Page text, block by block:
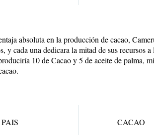
absoluta en la producción de cacao,
y cada una dedicara la mitad de sus recursos
10 de Cacao y 5 de aceite de palma,
PAIS CACAO